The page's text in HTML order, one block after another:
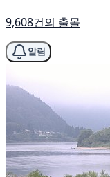
9,608건의 출몰
알림